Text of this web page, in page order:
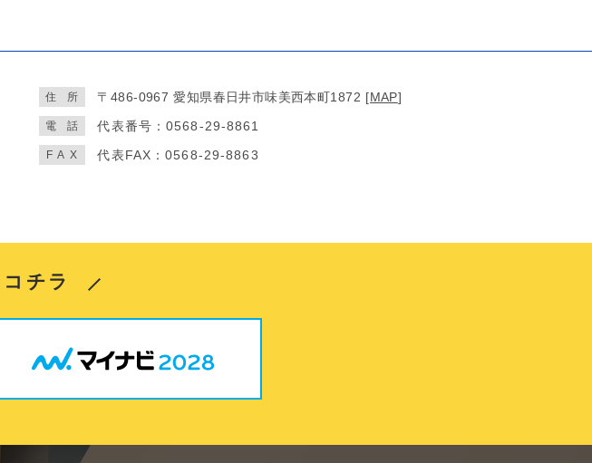
住 所 〒486-0967 愛知県春日井市味美西本町1872 [MAP]
電話 代表番号：0568-29-8861
FAX 代表FAX：0568-29-8863
チラ